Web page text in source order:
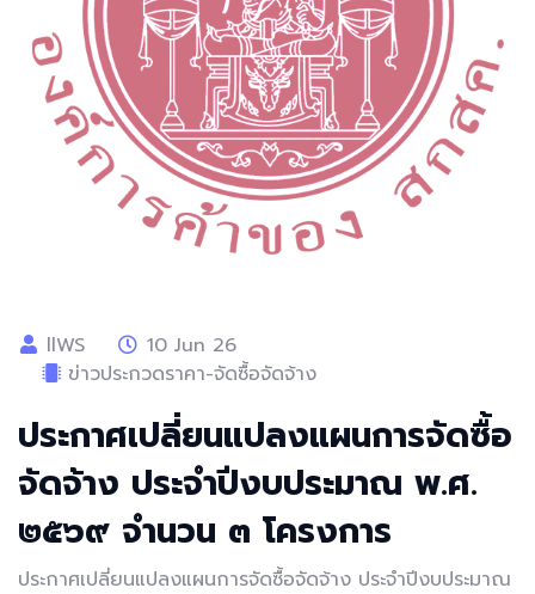
llWS
10 Jun 26
ข่าวประกวดราคา-จัดซื้อจัดจ้าง
ประกาศเปลี่ยนแปลงแผนการจัดซื้อ
จัดจ้าง ประจำปีงบประมาณ พ.ศ.
๒๕๖๙ จำนวน ๓ โครงการ
ประกาศเปลี่ยนแปลงแผนการจัดซื้อจัดจ้าง ประจำปีงบประมาณ